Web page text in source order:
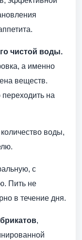
чистой воды.
а именно
веществ.
на
воды,
с
Пить не
в течение дня.
,